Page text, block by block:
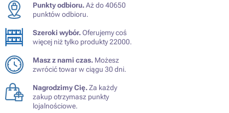
Punkty odbioru.Aż do 40650
punktów odbioru.
Szeroki wybór.Oferujemy coś
więcej niż tylko produkty 22000.
Masz z nami czas. Możesz
zwrócić towar w ciągu 30 dni.
Nagrodzimy Cię.Za każdy
zakup otrzymasz punkty
lojalnościowe.